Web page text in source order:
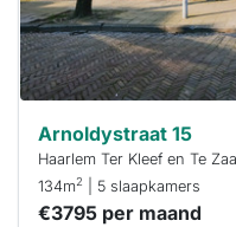
Arnoldystraat 15
Haarlem Ter Kleef en Te
134m2 | 5 slaapkamers
€3795 per maand